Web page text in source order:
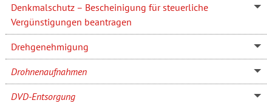
Denkmalschutz – Bescheinigung für steuerliche
Vergünstigungen beantragen
Drehgenehmigung
Drohnenaufnahmen
DVD-Entsorgung